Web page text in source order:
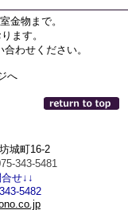
金物まで。
ます。
わせください。
へ
城町16-2
343-5481
せ↓↓
5482